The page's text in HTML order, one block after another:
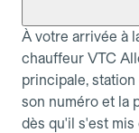
À votre arrivée à
chauffeur VTC
principale,
son numéro et la
dès qu'il s'est mis